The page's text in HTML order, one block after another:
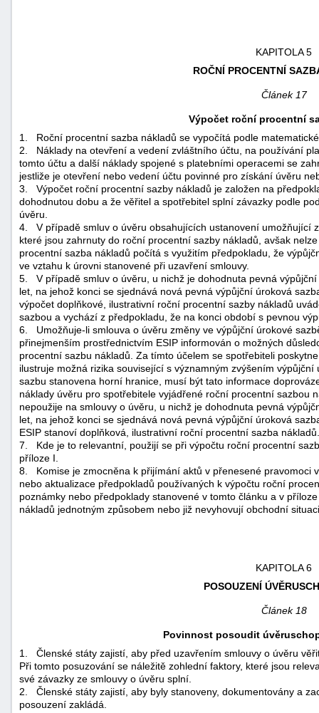
KAPITOLA 5
ROČNÍ PROCENTNÍ
Článek 17
Výpočet roční procentní
1.
Roční procentní sazba nákladů se vypočítá podle
2.
Náklady na otevření a vedení zvláštního účtu, na používání
tomto účtu a další náklady spojené s platebními operacemi se
jestliže je otevření nebo vedení účtu povinné pro získání úvěru
3.
Výpočet roční procentní sazby nákladů je založen na
dohodnutou dobu a že věřitel a spotřebitel splní závazky podle
úvěru.
4.
V případě smluv o úvěru obsahujících ustanovení umožňující
které jsou zahrnuty do roční procentní sazby nákladů, avšak
procentní sazba nákladů počítá s využitím předpokladu, že
ve vztahu k úrovni stanovené při uzavření smlouvy.
5.
V případě smluv o úvěru, u nichž je dohodnuta pevná
let, na jehož konci se sjednává nová pevná výpůjční úroková
výpočet doplňkové, ilustrativní roční procentní sazby nákladů
sazbou a vychází z předpokladu, že na konci období s pevnou
6.
Umožňuje-li smlouva o úvěru změny ve výpůjční úrokové
přinejmenším prostřednictvím ESIP informován o možných
procentní sazbu nákladů. Za tímto účelem se spotřebiteli
ilustruje možná rizika související s významným zvýšením
sazbu stanovena horní hranice, musí být tato informace
náklady úvěru pro spotřebitele vyjádřené roční procentní sazbou
nepoužije na smlouvy o úvěru, u nichž je dohodnuta pevná
let, na jehož konci se sjednává nová pevná výpůjční úroková
ESIP stanoví doplňková, ilustrativní roční procentní sazba nákladů.
7.
Kde je to relevantní, použijí se při výpočtu roční procentní
příloze I.
8.
Komise je zmocněna k přijímání aktů v přenesené pravomoci
nebo aktualizace předpokladů používaných k výpočtu roční
poznámky nebo předpoklady stanovené v tomto článku a v
nákladů jednotným způsobem nebo již nevyhovují obchodní
KAPITOLA 6
POSOUZENÍ
Článek 18
Povinnost posoudit
1.
Členské státy zajistí, aby před uzavřením smlouvy o úvěru
Při tomto posuzování se náležitě zohlední faktory, které jsou
své závazky ze smlouvy o úvěru splní.
2.
Členské státy zajistí, aby byly stanoveny, dokumentovány a
posouzení zakládá.